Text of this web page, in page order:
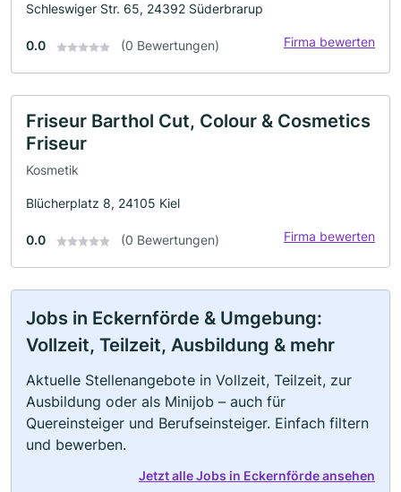
Schleswiger Str. 65, 24392 Süderbrarup
0.0 (0 Bewertungen) Firma bewerten
Friseur Barthol Cut, Colour & Cosmetics
Friseur
Kosmetik
Blücherplatz 8, 24105 Kiel
0.0 (0 Bewertungen) Firma bewerten
Jobs in Eckernförde & Umgebung:
Vollzeit, Teilzeit, Ausbildung & mehr
Aktuelle Stellenangebote in Vollzeit, Teilzeit, zur
Ausbildung oder als Minijob – auch für
Quereinsteiger und Berufseinsteiger. Einfach filtern
und bewerben.
Jetzt alle Jobs in Eckernförde ansehen